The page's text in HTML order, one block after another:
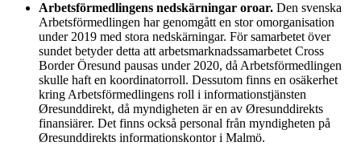
Arbetsförmedlingens nedskärningar oroar. Den svenska
Arbetsförmedlingen har genomgått en stor omorganisation
under 2019 med stora nedskärningar. För samarbetet över
sundet betyder detta att arbetsmarknadssamarbetet Cross
Border Öresund pausas under 2020, då Arbetsförmedlingen
skulle haft en koordinatorroll. Dessutom finns en osäkerhet
kring Arbetsförmedlingens roll i informationstjänsten
Øresunddirekt, då myndigheten är en av Øresunddirekts
finansiärer. Det finns också personal från myndigheten på
Øresunddirekts informationskontor i Malmö.